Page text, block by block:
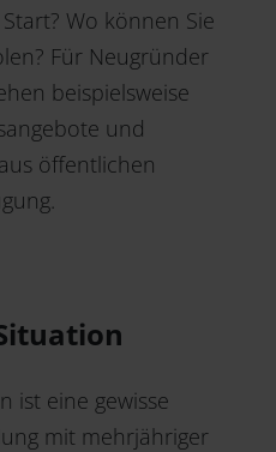
Wo können Sie
Für Neugründer
beispielsweise
und
öffentlichen
ist eine gewisse
mit mehrjähriger